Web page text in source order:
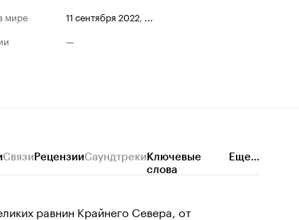
мире
11 сентября 2022, ...
—
СвязиРецензииСаундтрекиКлючевые
слова
Еще...
равнин Крайнего Севера, от